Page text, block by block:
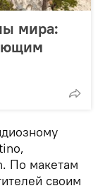
мира:
По макетам
своим